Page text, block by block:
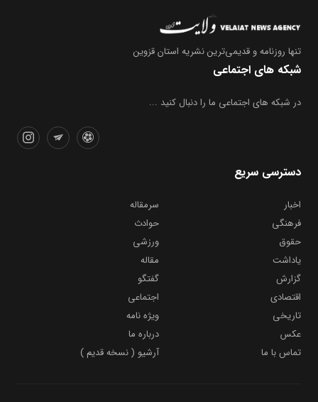
تنها روزنامهو قدیمی‌ترین نشریه استان قزوین
شبکه های اجتماعی
در شبکه های اجتماعی ما را دنبال کنید ...
دسترسی سریع
اخبار
سرمقاله
فرهنگی
حوادث
حقوق
ورزشی
یاداشت
مقاله
گزارش
گفتگو
اقتصادی
اجتماعی
تاریخی
ویژه نامه
عکس
درباره ما
تماس با ما
آرشیو ( نسخه قدیم )